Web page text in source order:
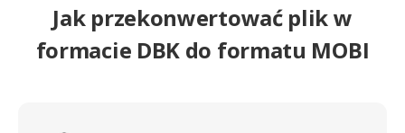
Jak przekonwertować plik w
formacie DBK do formatu MOBI